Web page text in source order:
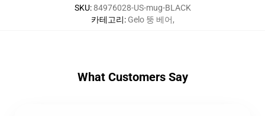
SKU:84976028-US-mug-BLACK
카테고리: Gelo 뚱 베어,
What Customers Say